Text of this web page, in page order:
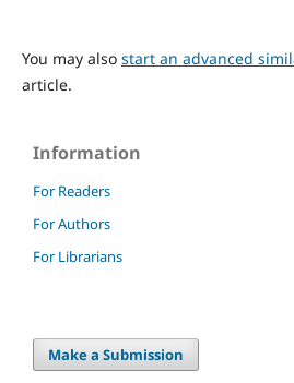
You may also start an advanced
article.
Information
For Readers
For Authors
For Librarians
Make a Submission